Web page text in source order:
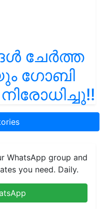
ചേർത്ത
ഗോബി
WhatsApp group and
you need. Daily.